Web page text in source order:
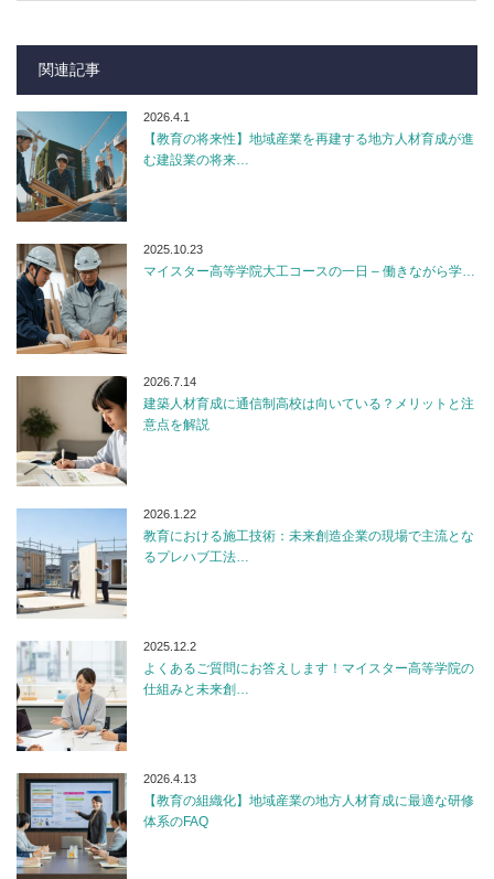
関連記事
2026.4.1
【教育の将来性】地域産業を再建する地方人材育成が進
む建設業の将来…
2025.10.23
マイスター高等学院大工コースの一日 – 働きながら学…
2026.7.14
建築人材育成に通信制高校は向いている？メリットと注
意点を解説
2026.1.22
教育における施工技術：未来創造企業の現場で主流とな
るプレハブ工法…
2025.12.2
よくあるご質問にお答えします！マイスター高等学院の
仕組みと未来創…
2026.4.13
【教育の組織化】地域産業の地方人材育成に最適な研修
体系のFAQ